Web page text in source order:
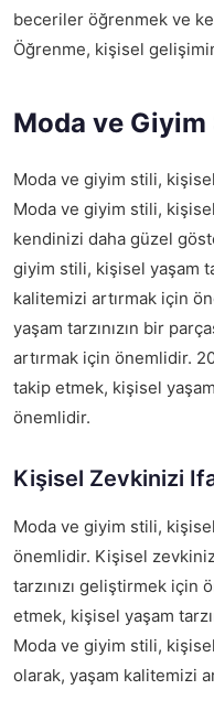
beceriler öğrenmek ve
Öğrenme, kişisel
Moda ve
Moda ve giyim stili, kişisel
Moda ve giyim stili,
kendinizi daha güzel
giyim stili, kişisel yaşam
kalitemizi artırmak için
yaşam tarzınızın bir
artırmak için önemlidir.
takip etmek, kişisel
önemlidir.
Kişisel Zevkinizi
Moda ve giyim stili,
önemlidir. Kişisel
tarzınızı geliştirmek
etmek, kişisel yaşam
Moda ve giyim stili, kişisel
olarak, yaşam kalitemizi